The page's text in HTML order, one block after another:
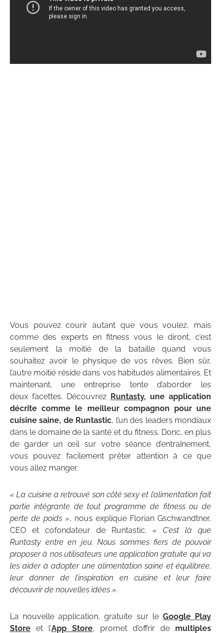
Vous pouvez courir autant que vous voulez, mais
comme des experts en fitness vous le diront, c’est
seulement la moitié de la bataille quand vous
souhaitez avoir le physique de vos rêves. Bien sûr,
l’autre moitié réside dans vos habitudes alimentaires. Et
maintenant, une entreprise tente d’aborder les
deux facettes. Découvrez Runtasty, une application
décrite comme le meilleur compagnon pour une
cuisine saine, de Runtastic, l’un des leaders mondiaux
dans le domaine de la santé et du fitness. Donc, en plus
de garder un œil sur votre séance d’entraînement,
vous pouvez facilement prêter attention à ce que
vous allez manger.
« La cuisine a retrouvé son côté sexy et l’alimentation fait
partie intégrante de tout programme de fitness ou de
perte de poids », nous explique Florian Gschwandtner,
CEO et cofondateur de Runtastic. « C’est là que
Runtasty entre en jeu. Nous sommes fiers de pouvoir
proposer à nos utilisateurs une application gratuite qui va
les aider à adopter une alimentation saine et équilibrée,
leur donner de l’inspiration en cuisine et leur faire
découvrir de nouvelles idées ».
La nouvelle application, gratuite sur le Google Play
Store et l’App Store, promet d’offrir de multiples